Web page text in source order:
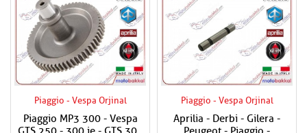
Piaggio - Vespa Orjinal
Piaggio MP3 300 - Vespa
Piaggio - Vespa Orjinal
Aprilia - Derbi - Gilera -